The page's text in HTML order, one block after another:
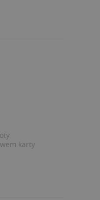
karty